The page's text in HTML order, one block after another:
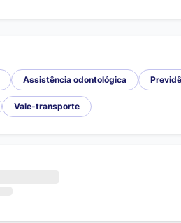
Assistência odontológica
Vale-transporte